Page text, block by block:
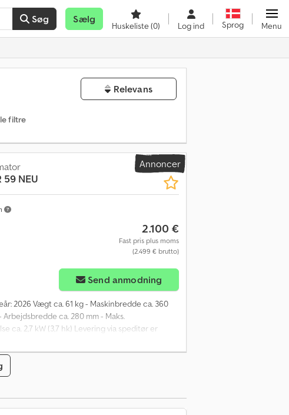
Søg Sælg
Huskeliste(0) Log ind Sprog Menu
Relevans
filtre
Annoncer
Anmod om flere billeder
59 NEU
2.100 €
Fast pris plus moms
(2.499 € brutto)
Send anmodning
2026 Vægt ca. 61 kg - Maskinbredde ca. 360
ca. 280 mm - Maks.
ca. 2,7 kW (3,7 hk) Levering via speditør er
forbeholdes. Dkjdey U D Izopfx Ab Sor =